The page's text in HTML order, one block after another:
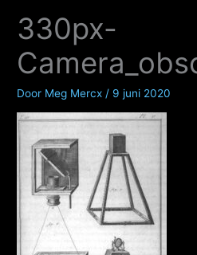
330px-
Door Meg Mercx / 9 juni 2020